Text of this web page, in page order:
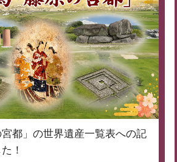
宮都」の世界遺産一覧表への記
！